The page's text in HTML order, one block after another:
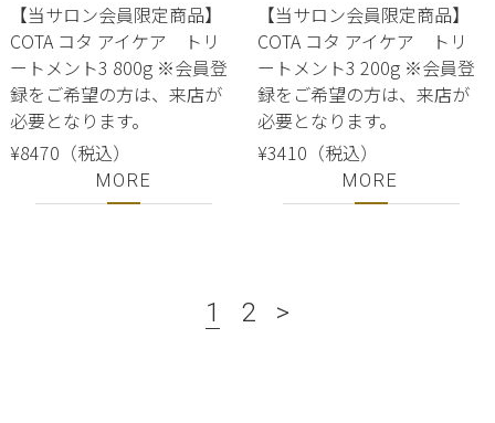
【当サロン会員限定商品】
COTA コタ アイケア トリ
ートメント3 800g ※会員登
録をご希望の方は、来店が
必要となります。
¥8470（税込）
MORE
【当サロン会員限定商品】
COTA コタ アイケア トリ
ートメント3 200g ※会員登
録をご希望の方は、来店が
必要となります。
¥3410（税込）
MORE
1 2 >